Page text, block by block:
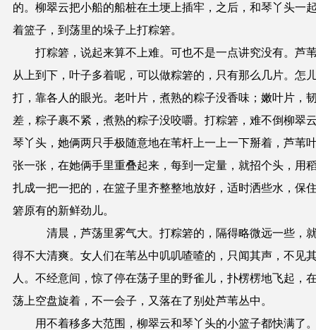
的。柳翠云把小船的船桩在土埂上插牢，之后，和琴丫头一
着篮子，到荡里的垛子上打粽箬。
打粽箬，说起来算不上难。可也不是一点讲究没有。芦
从上到下，叶子多着呢，可以做粽箬的，只有那么几片。怎
打，靠各人的眼光。老叶片，煮熟的粽子没香味；嫩叶片，
差，粽子裹不紧，煮熟的粽子没咬嚼。打粽箬，难不倒柳翠
琴丫头，她俩两只手极随意地在苇杆上一上一下掰着，芦苇
张一张，在她俩手里重叠起来，每到一定量，就招个头，用
扎成一把一把的，在篮子里齐整整地放好，适时洒些水，保
箬原有的新鲜劲儿。
清晨，芦荡里雾气大。打粽箬的，隔得略微远一些，
得不大清爽。女人们在苇丛中叽叽喳喳的，只闻其声，不见
人。不经意间，惊了停在荡子里的野雀儿，扑楞楞地飞起，
荡上空盘旋着，不一会子，又落在了别处芦苇丛中。
用不着移多大范围，柳翠云和琴丫头的小篮子都快满了